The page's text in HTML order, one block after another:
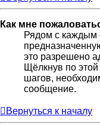
Как мне
Рядом с каждым
это разрешено
Щёлкнув по
шагов,
сообщение.
Вернуться к началу